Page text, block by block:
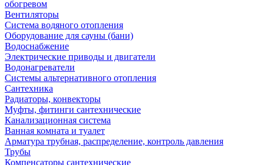
обогревом
Вентиляторы
Система водяного отопления
Оборудование для сауны (бани)
Водоснабжение
Электрические приводы и двигатели
Водонагреватели
Системы альтернативного отопления
Сантехника
Радиаторы, конвекторы
Муфты, фитинги сантехнические
Канализационная система
Ванная комната и туалет
Арматура трубная, распределение, контроль давления
Трубы
Компенсаторы сантехнические